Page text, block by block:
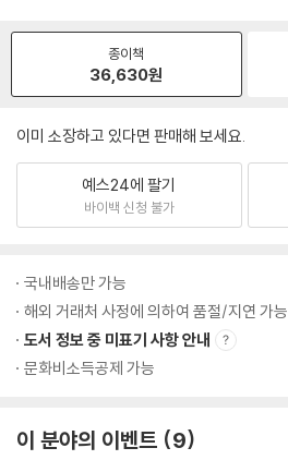
종이책
36,630원
이미 소장하고 있다면 판매해 보세요.
예스24에 팔기
바이백 신청 불가
국내배송만 가능
해외 거래처 사정에 의하여 품절/지연 가능
도서 정보 중 미표기 사항 안내
문화비소득공제 가능
이 분야의 이벤트 9